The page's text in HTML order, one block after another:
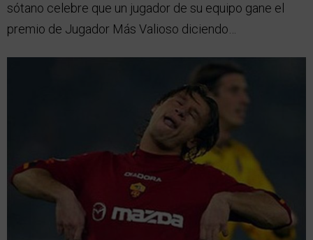
sótano celebre que un jugador de su equipo gane el
premio de Jugador Más Valioso diciendo…